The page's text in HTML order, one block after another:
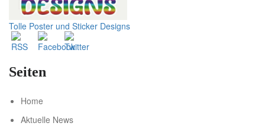
Tolle Poster und Sticker Designs
Seiten
Home
Aktuelle News